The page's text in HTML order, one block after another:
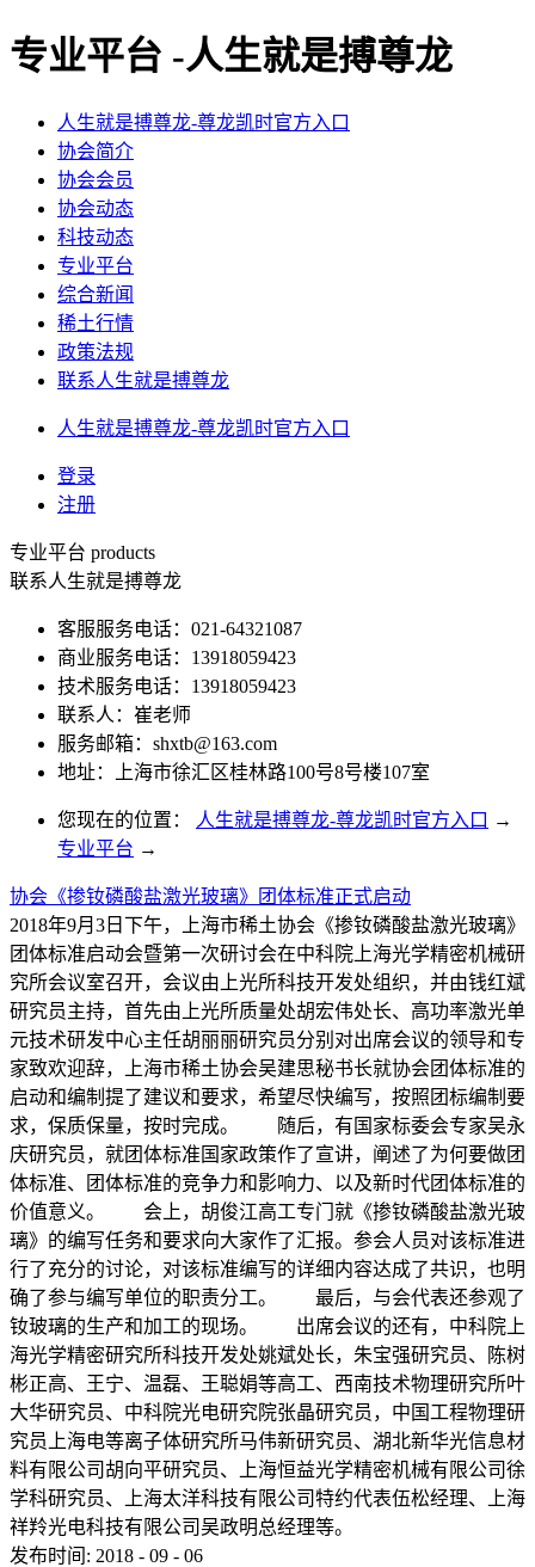
专业平台 -人生就是搏尊龙
人生就是搏尊龙-尊龙凯时官方入口
协会简介
协会会员
协会动态
科技动态
专业平台
综合新闻
稀土行情
政策法规
联系人生就是搏尊龙
人生就是搏尊龙-尊龙凯时官方入口
登录
注册
专业平台 products
联系人生就是搏尊龙
客服服务电话：021-64321087
商业服务电话：13918059423
技术服务电话：13918059423
联系人：崔老师
服务邮箱： shxtb@163.com
地址：上海市徐汇区桂林路100号8号楼107室
您现在的位置： 人生就是搏尊龙-尊龙凯时官方入口 →
专业平台 →
协会《掺钕磷酸盐激光玻璃》团体标准正式启动
2018年9月3日下午，上海市稀土协会《掺钕磷酸盐激光玻璃》
团体标准启动会暨第一次研讨会在中科院上海光学精密机械研
究所会议室召开，会议由上光所科技开发处组织，并由钱红斌
研究员主持，首先由上光所质量处胡宏伟处长、高功率激光单
元技术研发中心主任胡丽丽研究员分别对出席会议的领导和专
家致欢迎辞，上海市稀土协会吴建思秘书长就协会团体标准的
启动和编制提了建议和要求，希望尽快编写，按照团标编制要
求，保质保量，按时完成。 随后，有国家标委会专家吴永
庆研究员，就团体标准国家政策作了宣讲，阐述了为何要做团
体标准、团体标准的竞争力和影响力、以及新时代团体标准的
价值意义。 会上，胡俊江高工专门就《掺钕磷酸盐激光玻
璃》的编写任务和要求向大家作了汇报。参会人员对该标准进
行了充分的讨论，对该标准编写的详细内容达成了共识，也明
确了参与编写单位的职责分工。 最后，与会代表还参观了
钕玻璃的生产和加工的现场。 出席会议的还有，中科院上
海光学精密研究所科技开发处姚斌处长，朱宝强研究员、陈树
彬正高、王宁、温磊、王聪娟等高工、西南技术物理研究所叶
大华研究员、中科院光电研究院张晶研究员，中国工程物理研
究员上海电等离子体研究所马伟新研究员、湖北新华光信息材
料有限公司胡向平研究员、上海恒益光学精密机械有限公司徐
学科研究员、上海太洋科技有限公司特约代表伍松经理、上海
祥羚光电科技有限公司吴政明总经理等。
发布时间: 2018 - 09 - 06